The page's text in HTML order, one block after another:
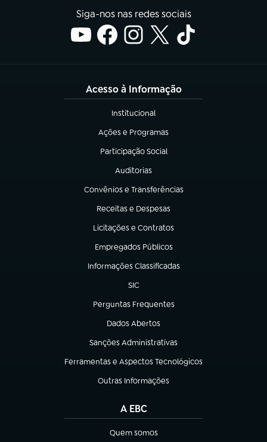
Siga-nos nas redes sociais
Acesso à Informação
Institucional
(abre em nova aba)
Ações e Programas
(abre em nova aba)
Participação Social
(abre em nova aba)
Auditorias
(abre em nova aba)
Convênios e Transferências
(abre em nova aba)
Receitas e Despesas
(abre em nova aba)
Licitações e Contratos
(abre em nova aba)
Empregados Públicos
(abre em nova aba)
Informações Classificadas
(abre em nova aba)
SIC
(abre em nova aba)
Perguntas Frequentes
(abre em nova aba)
Dados Abertos
(abre em nova aba)
Sanções Administrativas
(abre em nova aba)
Ferramentas e Aspectos Tecnológicos
(abre em nova aba)
Outras Informações
(abre em nova aba)
A EBC
Quem somos
(abre em nova aba)